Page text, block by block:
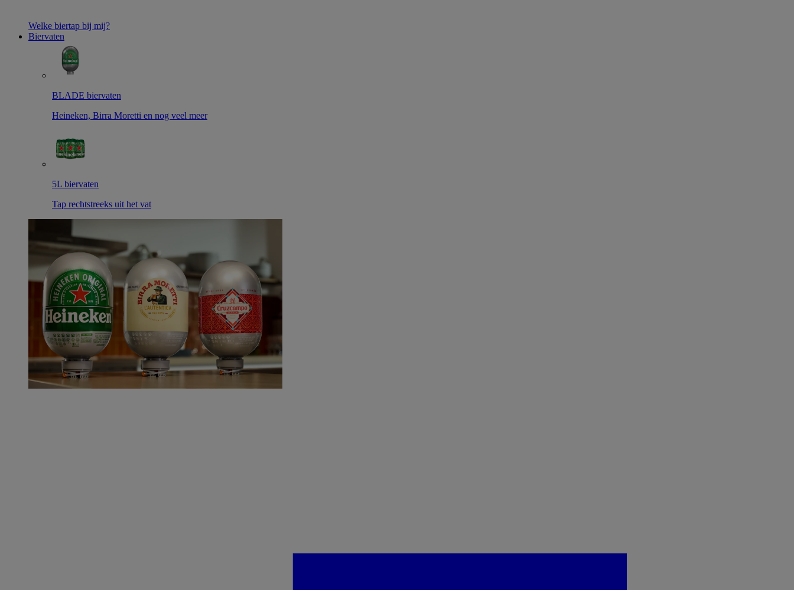
Welke biertap bij mij?
Biervaten
BLADE biervaten
Heineken, Birra Moretti en nog veel meer
5L biervaten
Tap rechtstreeks uit het vat